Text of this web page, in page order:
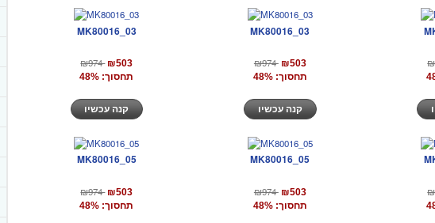
MK80016_03
₪974 ₪503
תחסוך: 48%
MK80016_03
₪974 ₪503
תחסוך: 48%
קנה עכשיו
MK80016_05
₪974 ₪503
תחסוך: 48%
MK80016_05
₪974 ₪503
תחסוך: 48%